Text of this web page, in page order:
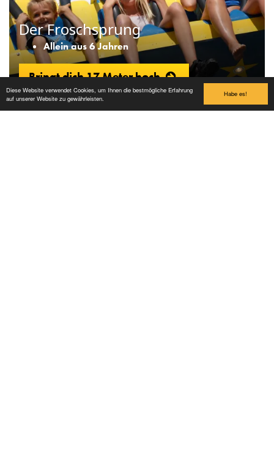
Habe es!
Diese Website verwendet Cookies, um Ihnen die bestmögliche Erfahrung
auf unserer Website zu gewährleisten.
Der Froschsprung
Allein aus 6 Jahren
Bringt dich 17 Meter hoch